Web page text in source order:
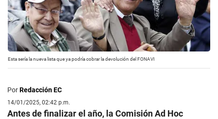
Esta sería la nueva lista que ya podría cobrar la devolución del FONAVI
PorRedacción EC
14/01/2025, 02:42 p.m.
Antes de finalizar el año, la Comisión Ad Hoc